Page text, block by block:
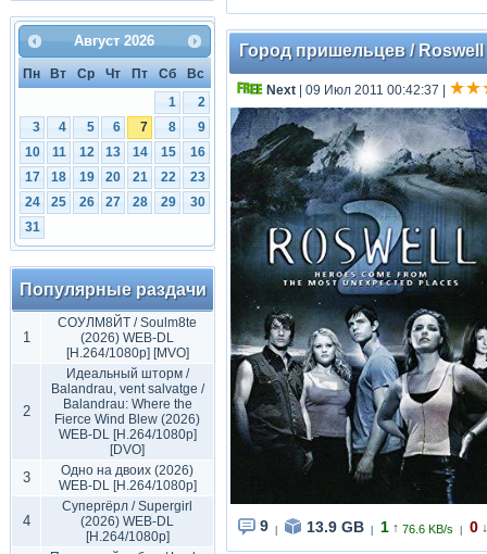
Август 2026
Пн Вт Ср Чт Пт Сб
Вс
1
2
3
4 5 6 7 8
9
10
11 12 13 14 15
16
17
18 19 20 21 22
23
24
25 26 27 28 29
30
31
Популярные раздачи
1
СОУЛМ8ЙТ / Soulm8te
(2026) WEB-DL
[H.264/1080p] [MVO]
2
Идеальный шторм /
Balandrau, vent salvatge /
Balandrau: Where the
Fierce Wind Blew (2026)
WEB-DL [H.264/1080p]
[DVO]
3
Одно на двоих (2026)
WEB-DL [H.264/1080p]
4
Супергёрл / Supergirl
(2026) WEB-DL
[H.264/1080p]
Город пришельцев / Roswell
Next | 09 Июл 2011 00:42:37
9 13.9 GB 1 ↑ 76.6 KB/s 0 ↓